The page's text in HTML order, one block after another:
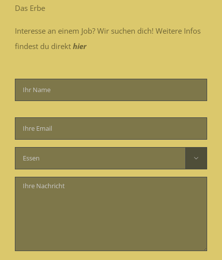
Das Erbe
Interesse an einem Job? Wir suchen dich! Weitere Infos
findest du direkt hier
lasse
dieses
Feld
leer.
